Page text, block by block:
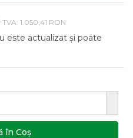
TVA: 1.050,41 RON
este actualizat și poate
în Coş